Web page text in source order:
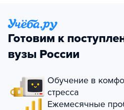
Готовим к
вузы России
Обучение в
стресса
Ежемесячные